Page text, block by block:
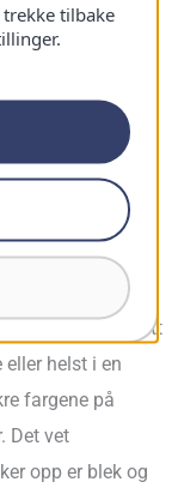
barn spiste vi
Men det
stekt, kokt eller
bør være
så du bør
all fisk med en
tar mindre enn ett
helst i en
fargene på
Det vet
opp er blek og
tilbake